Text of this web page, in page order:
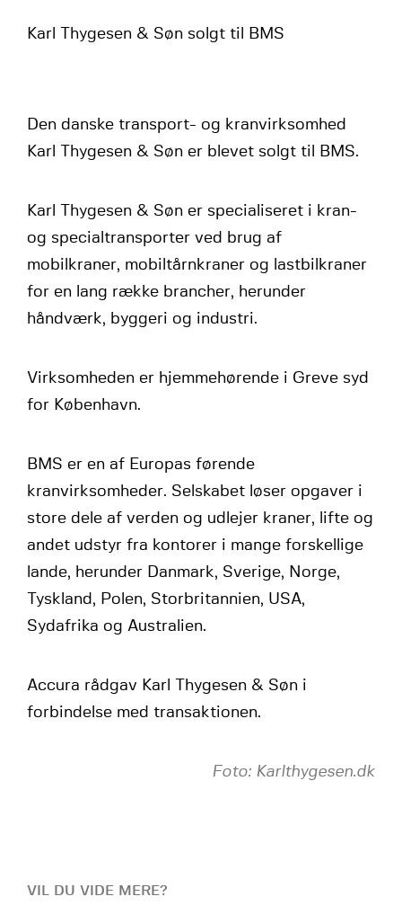
Karl Thygesen & Søn solgt til BMS
Den danske transport- og kranvirksomhed
Karl Thygesen & Søn er blevet solgt til BMS.
Karl Thygesen & Søn er specialiseret i kran-
og specialtransporter ved brug af
mobilkraner, mobiltårnkraner og lastbilkraner
for en lang række brancher, herunder
håndværk, byggeri og industri.
Virksomheden er hjemmehørende i Greve syd
for København.
BMS er en af Europas førende
kranvirksomheder. Selskabet løser opgaver i
store dele af verden og udlejer kraner, lifte og
andet udstyr fra kontorer i mange forskellige
lande, herunder Danmark, Sverige, Norge,
Tyskland, Polen, Storbritannien, USA,
Sydafrika og Australien.
Accura rådgav Karl Thygesen & Søn i
forbindelse med transaktionen.
Foto: Karlthygesen.dk
VIL DU VIDE MERE?